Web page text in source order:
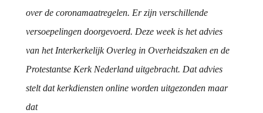
over de coronamaatregelen. Er zijn verschillende
versoepelingen doorgevoerd. Deze week is het advies
van het Interkerkelijk Overleg in Overheidszaken en de
Protestantse Kerk Nederland uitgebracht. Dat advies
stelt dat kerkdiensten online worden uitgezonden maar
dat